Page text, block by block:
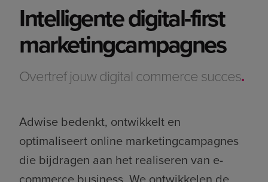
Intelligente digital-first
marketingcampagnes
Overtref jouw digital commerce succes.
Adwise bedenkt, ontwikkelt en
optimaliseert online marketingcampagnes
die bijdragen aan het realiseren van e-